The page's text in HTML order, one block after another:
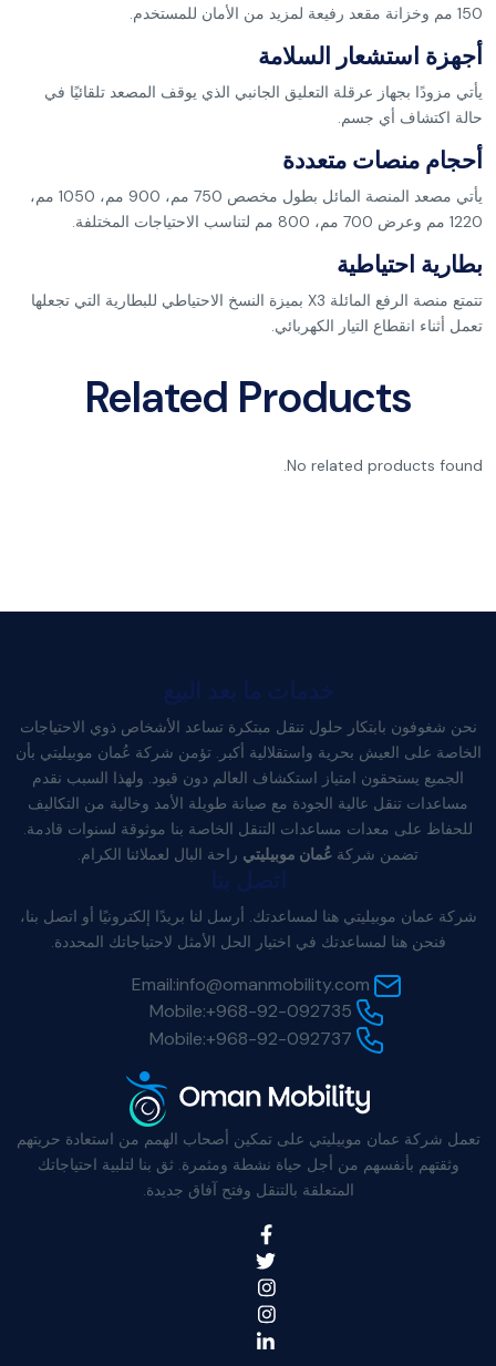
150 مم وخزانة مقعد رفيعة لمزيد من الأمان للمستخدم.
أجهزة استشعار السلامة
يأتي مزودًا بجهاز عرقلة التعليق الجانبي الذي يوقف المصعد تلقائيًا في
حالة اكتشاف أي جسم.
أحجام منصات متعددة
يأتي مصعد المنصة المائل بطول مخصص 750 مم، 900 مم، 1050 مم،
1220 مم وعرض 700 مم، 800 مم لتناسب الاحتياجات المختلفة.
بطارية احتياطية
تتمتع منصة الرفع المائلة X3 بميزة النسخ الاحتياطي للبطارية التي تجعلها
تعمل أثناء انقطاع التيار الكهربائي.
Related Products
No related products found.
خدمات ما بعد البيع
نحن شغوفون بابتكار حلول تنقل مبتكرة تساعد الأشخاص ذوي الاحتياجات
الخاصة على العيش بحرية واستقلالية أكبر. تؤمن شركة عُمان موبيليتي بأن
الجميع يستحقون امتياز استكشاف العالم دون قيود. ولهذا السبب نقدم
مساعدات تنقل عالية الجودة مع صيانة طويلة الأمد وخالية من التكاليف
للحفاظ على معدات مساعدات التنقل الخاصة بنا موثوقة لسنوات قادمة.
تضمن شركة عُمان موبيليتي راحة البال لعملائنا الكرام.
اتصل بنا
شركة عمان موبيليتي هنا لمساعدتك. أرسل لنا بريدًا إلكترونيًا أو اتصل بنا،
فنحن هنا لمساعدتك في اختيار الحل الأمثل لاحتياجاتك المحددة.
Email:info@omanmobility.com
Mobile:+968-92-092735
Mobile:+968-92-092737
تعمل شركة عمان موبيليتي على تمكين أصحاب الهمم من استعادة حريتهم
وثقتهم بأنفسهم من أجل حياة نشطة ومثمرة. ثق بنا لتلبية احتياجاتك
المتعلقة بالتنقل وفتح آفاق جديدة.